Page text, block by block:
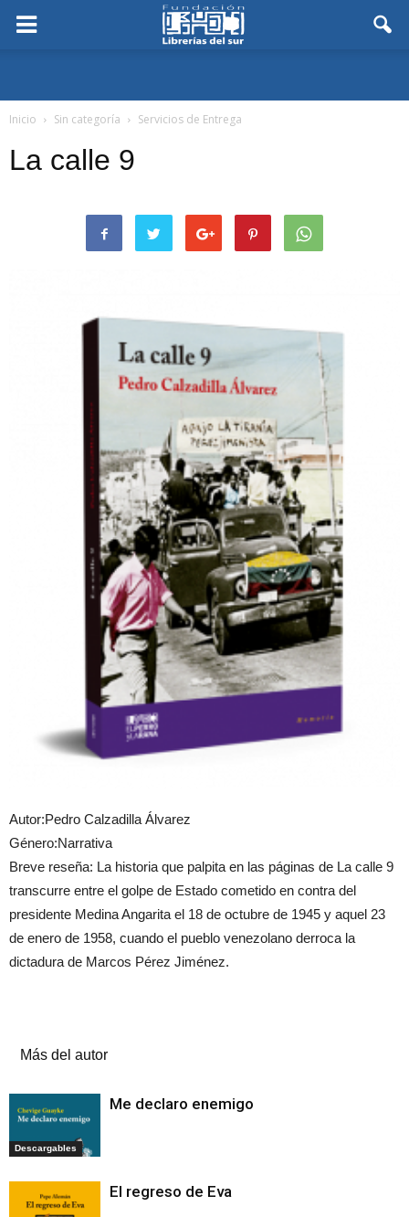
Inicio Sin categoría Servicios de Entrega
La calle 9
Autor:Pedro Calzadilla Álvarez
Género:Narrativa
Breve reseña: La historia que palpita en las páginas de La calle 9
transcurre entre el golpe de Estado cometido en contra del
presidente Medina Angarita el 18 de octubre de 1945 y aquel 23
de enero de 1958, cuando el pueblo venezolano derroca la
dictadura de Marcos Pérez Jiménez.
Más del autor
Descargables
Me declaro enemigo
El regreso de Eva